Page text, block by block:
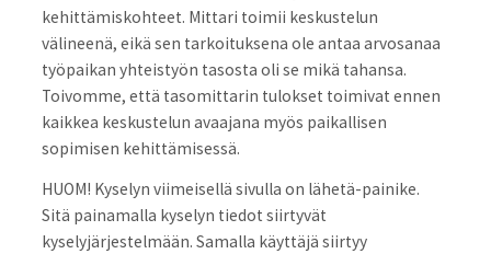
kehittämiskohteet. Mittari toimii keskustelun
välineenä, eikä sen tarkoituksena ole antaa arvosanaa
työpaikan yhteistyön tasosta oli se mikä tahansa.
Toivomme, että tasomittarin tulokset toimivat ennen
kaikkea keskustelun avaajana myös paikallisen
sopimisen kehittämisessä.
HUOM! Kyselyn viimeisellä sivulla on lähetä-painike.
Sitä painamalla kyselyn tiedot siirtyvät
kyselyjärjestelmään. Samalla käyttäjä siirtyy